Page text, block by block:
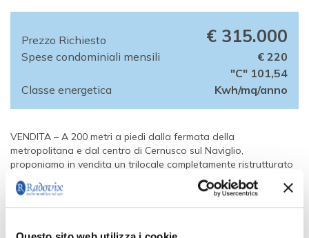
Prezzo Richiesto € 315.000
Spese condominiali mensili € 220
Classe energetica
"C" 101,54
Kwh/mq/anno
VENDITA – A 200 metri a piedi dalla fermata della
metropolitana e dal centro di Cernusco sul Naviglio,
proponiamo in vendita un trilocale completamente ristrutturato
nel 2018 con materiali di alta qualità. L’appartamento dispone
di pavimento in gres porcellanato (Ceramica Sant’Agostino),
tapparelle elettriche con comando centralizzato, serramenti in
impianto elettrico e idraulico nuovi. Inoltre, le pareti esterne